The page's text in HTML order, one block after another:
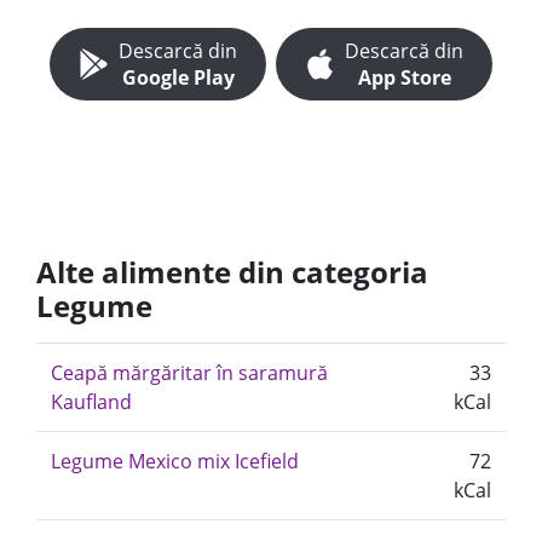
Descarcă din
Google Play
Descarcă din
App Store
Alte alimente din categoria
Legume
Ceapă mărgăritar în saramură
Kaufland
33
kCal
Legume Mexico mix Icefield
72
kCal